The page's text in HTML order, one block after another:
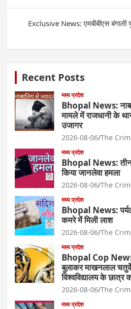
Exclusive News: एमबीबीएस बंगाली
Recent Posts
मध्य प्रदेश
Bhopal News:
मामले में राजधानी के
उजागर
2026-08-06 The
मध्य प्रदेश
Bhopal News: तीन
किया जानलेवा हमला
2026-08-06 The
मध्य प्रदेश
Bhopal News:
कमरे में मिली लाश
2026-08-06 The
मध्य प्रदेश
Bhopal Cop
बुलाकर माखनलाल
विश्वविद्यालय के छात्र
2026-08-06 The
मध्य प्रदेश